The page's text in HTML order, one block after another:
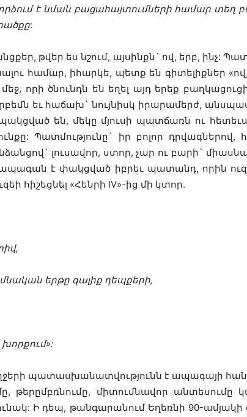
է նման բացահայտումների համար տեղ
:
թվեր ես նշում, այսինքն` ով, երբ, ինչ:
համար, իհարկե, պետք են գիտելիքներ
որի ծնունդն են եղել այդ երեք
եւ հաճախ` նույնիսկ իրարամերժ,
են, մեկը մյուսի պատճառն ու
Պատմությունը` իր բոլոր դրվագներով,
լուսավոր, ստոր, չար ու բարի`
է փակցված իբրեւ պատանդ, որին
հիշեցնել «Հենրի IV»-ից մի կտոր.
երթը գալիք դեպքերի,
պատասխանատվությունն է ապագայի
թերըմբռնումը, միտումնավոր
Ի դեպ, թանգարանում Եղեռնի 90-